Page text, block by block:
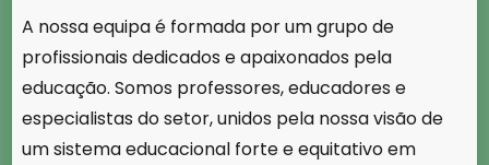
A nossa equipa é formada por um grupo de
profissionais dedicados e apaixonados pela
educação. Somos professores, educadores e
especialistas do setor, unidos pela nossa visão de
um sistema educacional forte e equitativo em